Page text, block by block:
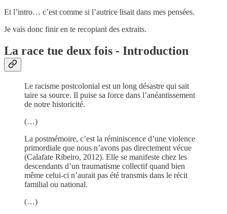
Et l’intro… c’est comme si l’autrice lisait dans mes pensées.
Je vais donc finir en te recopiant des extraits.
La race tue deux fois - Introduction
Le racisme postcolonial est un long désastre qui sait
taire sa source. Il puise sa force dans l’anéantissement
de notre historicité.
(…)
La postmémoire, c’est la réminiscence d’une violence
primordiale que nous n’avons pas directement vécue
(Calafate Ribeiro, 2012). Elle se manifeste chez les
descendants d’un traumatisme collectif quand bien
même celui-ci n’aurait pas été transmis dans le récit
familial ou national.
(…)